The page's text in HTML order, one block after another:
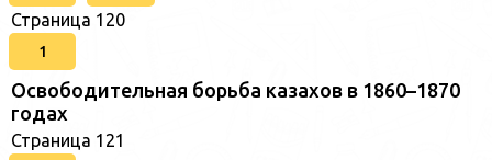
Страница 120
1
Освободительная борьба казахов в 1860–1870
годах
Страница 121